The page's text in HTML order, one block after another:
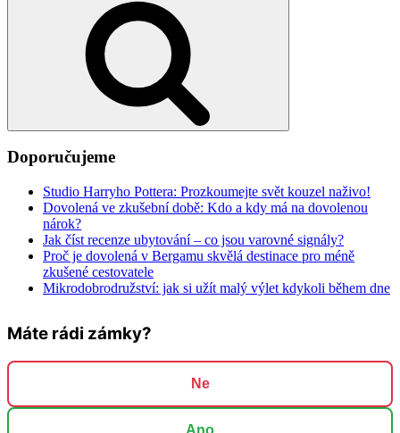
Doporučujeme
Studio Harryho Pottera: Prozkoumejte svět kouzel naživo!
Dovolená ve zkušební době: Kdo a kdy má na dovolenou
nárok?
Jak číst recenze ubytování – co jsou varovné signály?
Proč je dovolená v Bergamu skvělá destinace pro méně
zkušené cestovatele
Mikrodobrodružství: jak si užít malý výlet kdykoli během dne
Máte rádi zámky?
Ne
Ano